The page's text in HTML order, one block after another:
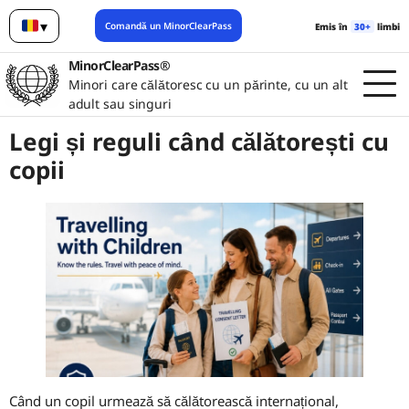
▾
Română
Comandă un MinorClearPass Emis în 30+ limbi
MinorClearPass®
Minori care călătoresc cu un părinte, cu un alt
adult sau singuri
Legi și reguli când călătorești cu
copii
Când un copil urmează să călătorească internațional,